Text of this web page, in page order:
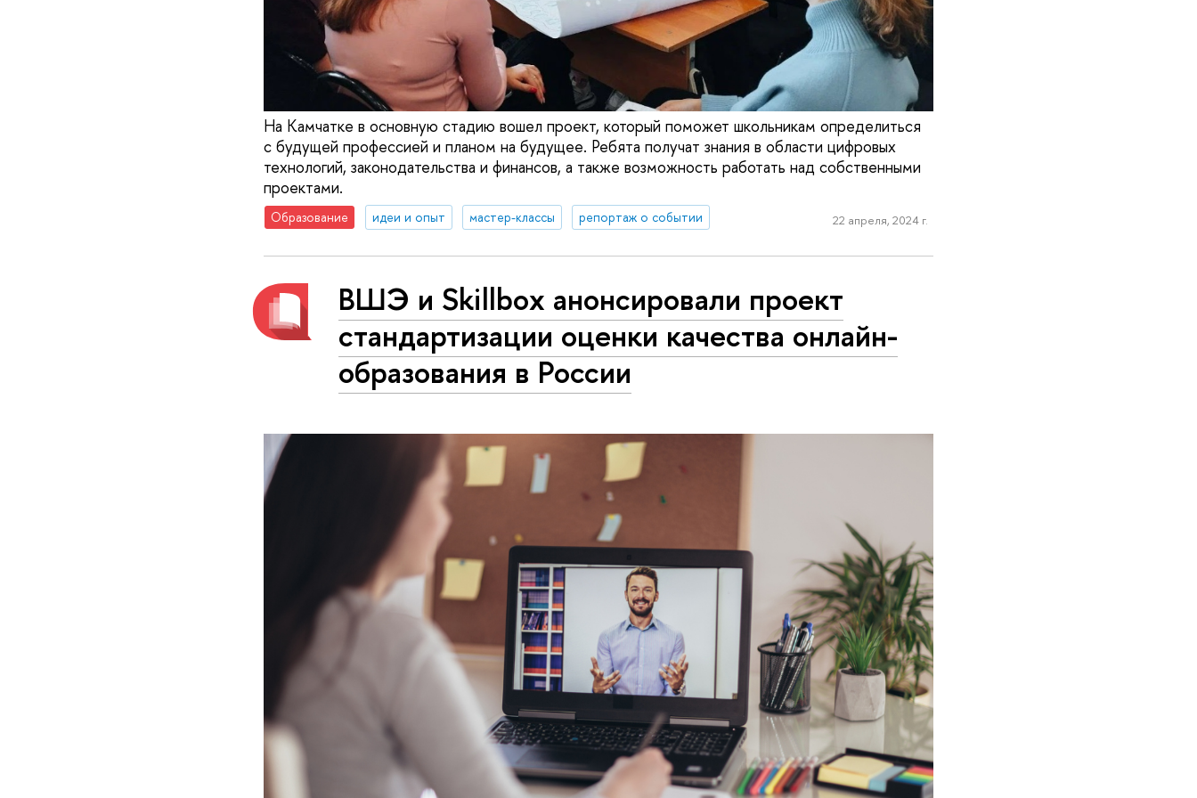
На Камчатке в основную стадию вошел проект, который поможет школьникам определиться
с будущей профессией и планом на будущее. Ребята получат знания в области цифровых
технологий, законодательства и финансов, а также возможность работать над собственными
проектами.
Образование идеи и опыт мастер-классы репортаж о событии 22 апреля, 2024 г.
ВШЭ и Skillbox анонсировали проект
стандартизации оценки качества онлайн-
образования в России